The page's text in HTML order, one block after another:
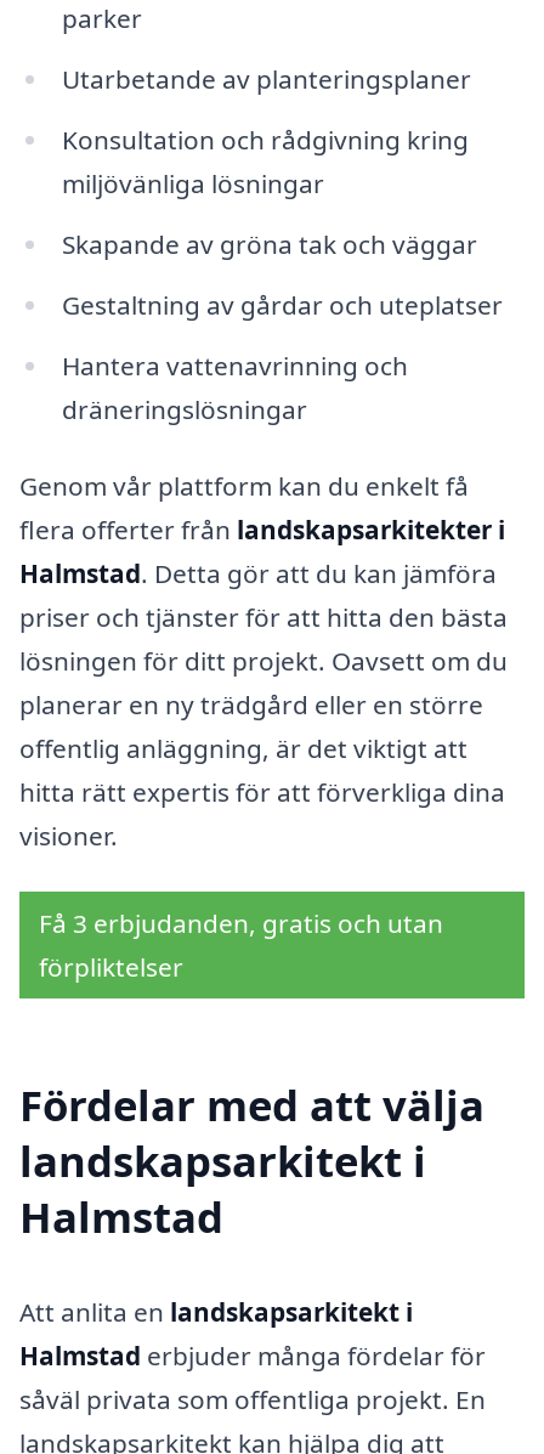
parker
Utarbetande av planteringsplaner
Konsultation och rådgivning kring
miljövänliga lösningar
Skapande av gröna tak och väggar
Gestaltning av gårdar och uteplatser
Hantera vattenavrinning och
dräneringslösningar
Genom vår plattform kan du enkelt få
flera offerter från landskapsarkitekter i
Halmstad. Detta gör att du kan jämföra
priser och tjänster för att hitta den bästa
lösningen för ditt projekt. Oavsett om du
planerar en ny trädgård eller en större
offentlig anläggning, är det viktigt att
hitta rätt expertis för att förverkliga dina
visioner.
Få 3 erbjudanden, gratis och utan
förpliktelser
Fördelar med att välja
landskapsarkitekt i
Halmstad
Att anlita en landskapsarkitekt i
Halmstad erbjuder många fördelar för
såväl privata som offentliga projekt. En
landskapsarkitekt kan hjälpa dig att